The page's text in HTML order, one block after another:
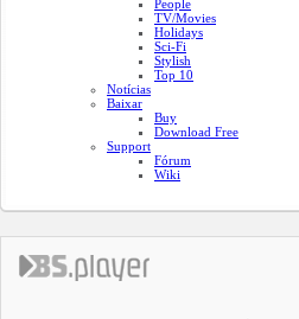
People
TV/Movies
Holidays
Sci-Fi
Stylish
Top 10
Notícias
Baixar
Buy
Download Free
Support
Fórum
Wiki